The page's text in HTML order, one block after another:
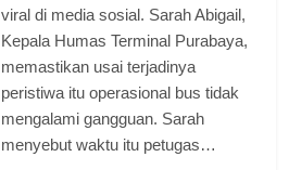
viral di media sosial. Sarah Abigail,
Kepala Humas Terminal Purabaya,
memastikan usai terjadinya
peristiwa itu operasional bus tidak
mengalami gangguan. Sarah
menyebut waktu itu petugas…